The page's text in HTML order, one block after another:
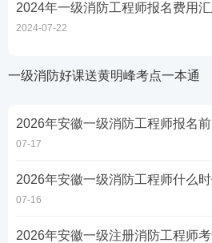
2024年一级消防工程师报名费用汇
2024-07-22
一级消防好课送黄明峰考点一本通
2026年安徽一级消防工程师报名
07-17
2026年安徽一级消防工程师什么
07-16
2026年安徽一级注册消防工程师